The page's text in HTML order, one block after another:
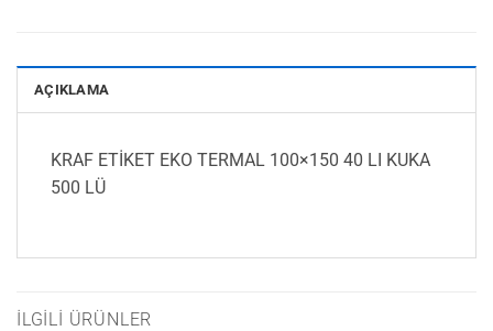
AÇIKLAMA
KRAF ETİKET EKO TERMAL 100×150 40 LI KUKA
500 LÜ
İLGILI ÜRÜNLER